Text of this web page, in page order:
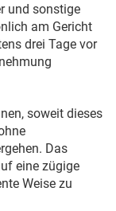
und sonstige
am Gericht
drei Tage vor
soweit dieses
Das
eine zügige
Weise zu